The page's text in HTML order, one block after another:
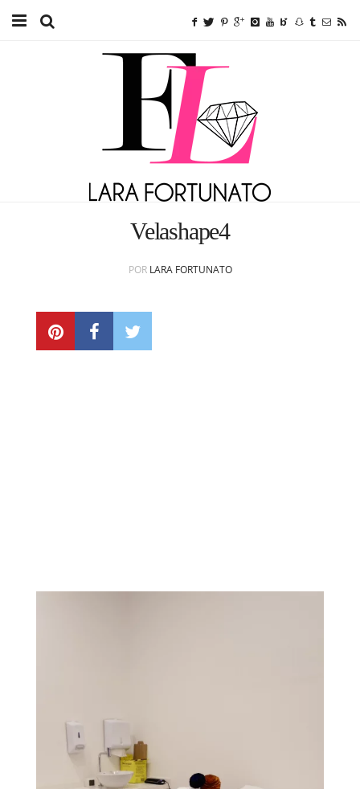
ANUNCIE
Velashape4
POR LARA FORTUNATO